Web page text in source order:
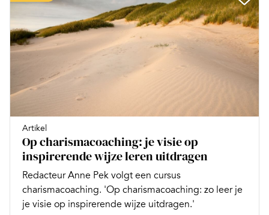
Artikel
Op charismacoaching: je visie op
inspirerende wijze leren uitdragen
Redacteur Anne Pek volgt een cursus
charismacoaching. 'Op charismacoaching: zo leer je
je visie op inspirerende wijze uitdragen.'